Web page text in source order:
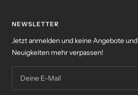
NEWSLETTER
Jetzt anmelden und keine Angebote und
Neuigkeiten mehr verpassen!
Deine E-Mail